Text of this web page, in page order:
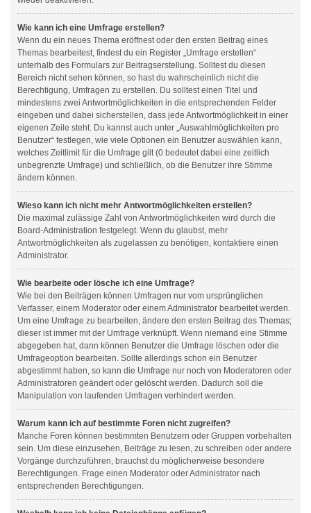
Wie kann ich eine Umfrage erstellen?
Wenn du ein neues Thema eröffnest oder den ersten Beitrag eines
Themas bearbeitest, findest du ein Register „Umfrage erstellen“
unterhalb des Formulars zur Beitragserstellung. Solltest du diesen
Bereich nicht sehen können, so hast du wahrscheinlich nicht die
Berechtigung, Umfragen zu erstellen. Du solltest einen Titel und
mindestens zwei Antwortmöglichkeiten in die entsprechenden Felder
eingeben und dabei sicherstellen, dass jede Antwortmöglichkeit in einer
eigenen Zeile steht. Du kannst auch unter „Auswahlmöglichkeiten pro
Benutzer“ festlegen, wie viele Optionen ein Benutzer auswählen kann,
welches Zeitlimit für die Umfrage gilt (0 bedeutet dabei eine zeitlich
unbegrenzte Umfrage) und schließlich, ob die Benutzer ihre Stimme
ändern können.
Wieso kann ich nicht mehr Antwortmöglichkeiten erstellen?
Die maximal zulässige Zahl von Antwortmöglichkeiten wird durch die
Board-Administration festgelegt. Wenn du glaubst, mehr
Antwortmöglichkeiten als zugelassen zu benötigen, kontaktiere einen
Administrator.
Wie bearbeite oder lösche ich eine Umfrage?
Wie bei den Beiträgen können Umfragen nur vom ursprünglichen
Verfasser, einem Moderator oder einem Administrator bearbeitet werden.
Um eine Umfrage zu bearbeiten, ändere den ersten Beitrag des Themas;
dieser ist immer mit der Umfrage verknüpft. Wenn niemand eine Stimme
abgegeben hat, dann können Benutzer die Umfrage löschen oder die
Umfrageoption bearbeiten. Sollte allerdings schon ein Benutzer
abgestimmt haben, so kann die Umfrage nur noch von Moderatoren oder
Administratoren geändert oder gelöscht werden. Dadurch soll die
Manipulation von laufenden Umfragen verhindert werden.
Warum kann ich auf bestimmte Foren nicht zugreifen?
Manche Foren können bestimmten Benutzern oder Gruppen vorbehalten
sein. Um diese einzusehen, Beiträge zu lesen, zu schreiben oder andere
Vorgänge durchzuführen, brauchst du möglicherweise besondere
Berechtigungen. Frage einen Moderator oder Administrator nach
entsprechenden Berechtigungen.